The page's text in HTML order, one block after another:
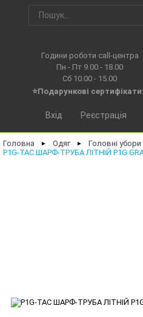
Години роботи call-центра
Пн - Пт 9.00 - 18.00
Сб 10.00 - 15.00
⭐Подарункові
Вхід Реєстрація
Головна ► Одяг ► Головні убори
P1G-TAC ШАРФ-ТРУБА ЛІТНІЙ P1G